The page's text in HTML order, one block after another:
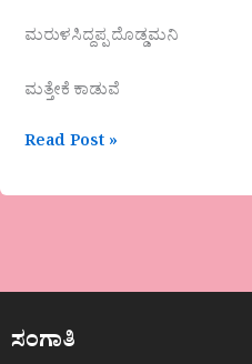
ಮರುಳಸಿದ್ದಪ್ಪ ದೊಡ್ಡಮನಿ
ಮತ್ತೇಕೆ ಕಾಡುವೆ
Read Post »
ಸಂಗಾತಿ